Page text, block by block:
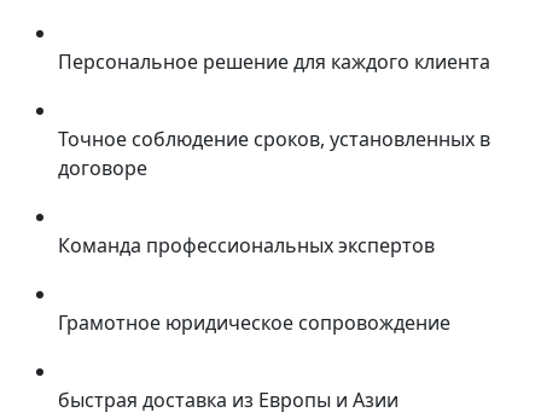
Персональное решение для каждого клиента
Точное соблюдение сроков, установленных в
договоре
Команда профессиональных экспертов
Грамотное юридическое сопровождение
быстрая доставка из Европы и Азии